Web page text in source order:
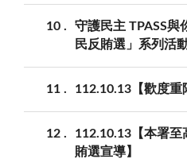
10
守護民主 TPASS與
民反賄選」系列活
11 112.10.13【歡度重
12
112.10.13【本署至
賄選宣導】